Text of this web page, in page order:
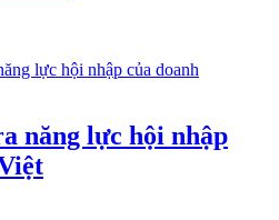
năng lực hội nhập